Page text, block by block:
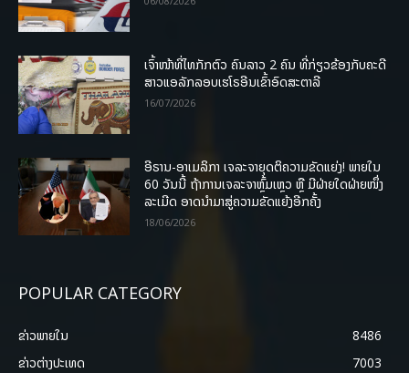
ເຈົ້າໜ້າທີ່ໄທກັກຕົວ ຄົນລາວ 2 ຄົນ ທີ່ກ່ຽວຂ້ອງກັບຄະດີ
ສາວແອລັກລອບເຮໂຣອີນເຂົ້າອົດສະຕາລີ
16/07/2026
ອີຣານ-ອາເມລິກາ ເຈລະຈາຍຸດຕິຄວາມຂັດແຍ່ງ! ພາຍໃນ
60 ວັນນີ້ ຖ້າການເຈລະຈາຫຼົ້ມເຫຼວ ຫຼື ມີຝ່າຍໃດຝ່າຍໜຶ່ງ
ລະເມີດ ອາດນໍາມາສູ່ຄວາມຂັດແຍ້ງອີກຄັ້ງ
18/06/2026
POPULAR CATEGORY
ຂ່າວພາຍ​ໃນ
8486
ຂ່າວຕ່າງປະເທດ
7003